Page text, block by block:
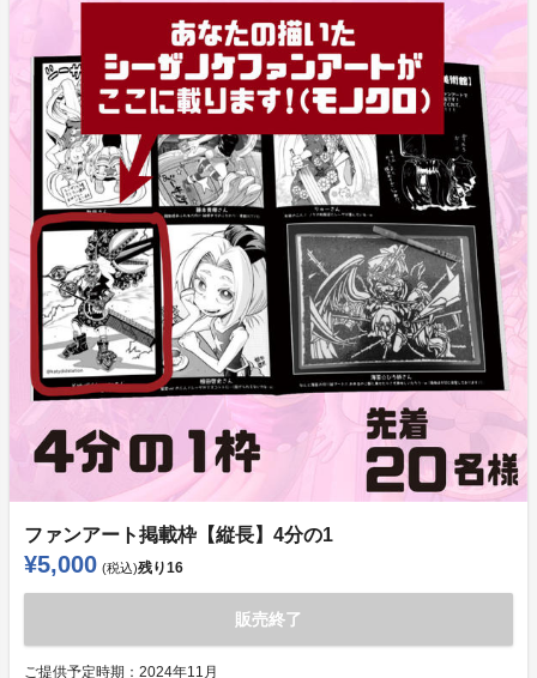
ファンアート掲載枠【縦長】4分の1
¥5,000 (税込)残り16
販売終了
ご提供予定時期： 2024年11月